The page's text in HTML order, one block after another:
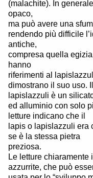
(malachite). In
opaco,
ma può avere una
rendendo più difficile
antiche,
compresa quella
hanno
riferimenti al
dimostrano il suo uso.
lapislazzuli è un
ed alluminio con solo
letture indicano che il
lapis o lapislazzuli era
se è la stessa pietra
preziosa.
Le letture
azzurrite, che può